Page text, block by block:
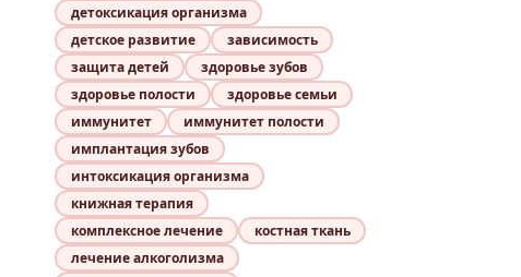
детоксикация организма
детское развитие
зависимость
защита детей
здоровье зубов
здоровье полости
здоровье семьи
иммунитет
иммунитет полости
имплантация зубов
интоксикация организма
книжная терапия
комплексное лечение
костная ткань
лечение алкоголизма